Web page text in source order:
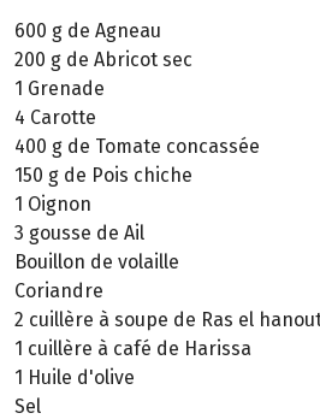
600 g de Agneau
200 g de Abricot sec
1 Grenade
4 Carotte
400 g de Tomate concassée
150 g de Pois chiche
1 Oignon
3 gousse de Ail
Bouillon de volaille
Coriandre
2 cuillère à soupe de Ras el
1 cuillère à café de Harissa
1 Huile d'olive
Sel